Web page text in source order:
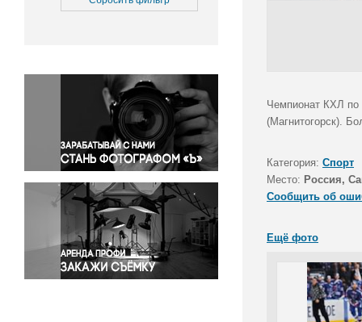
Окружающая среда
Политика
Правосудие
Происшествия и конфликты
Религия
Светская жизнь
Спорт
Экология
Экономика и бизнес
Чемпионат КХЛ по
(Магнитогорск).
Категория: Спорт
Место: Россия,
Сообщить об
Ещё фото